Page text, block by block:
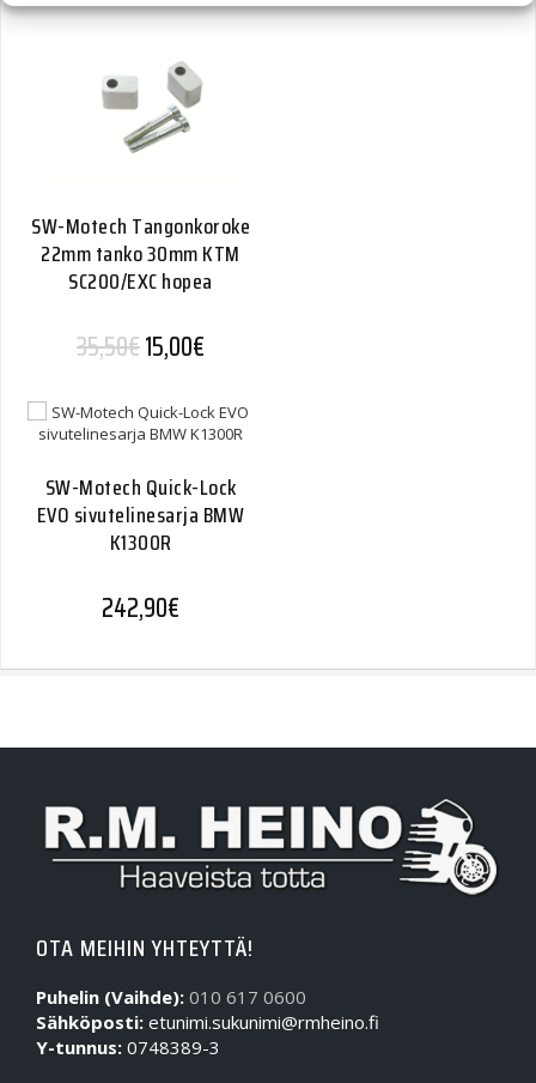
SW-Motech Tangonkoroke
22mm tanko 30mm KTM
SC200/EXC hopea
35,50€Alkuperäinen hinta oli: 35,50€.
15,00€
SW-Motech Quick-Lock
EVO sivutelinesarja BMW
K1300R
242,90€
OTA MEIHIN YHTEYTTÄ!
Puhelin (Vaihde): 010 617 0600
Sähköposti: etunimi.sukunimi@rmheino.fi
Y-tunnus: 0748389-3